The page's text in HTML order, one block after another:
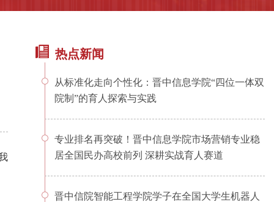
热点新闻
从标准化走向个性化：晋中信息学院“四位一体双
院制”的育人探索与实践
专业排名再突破！晋中信息学院市场营销专业稳
居全国民办高校前列 深耕实战育人赛道
晋中信院智能工程学院学子在全国大学生机器人